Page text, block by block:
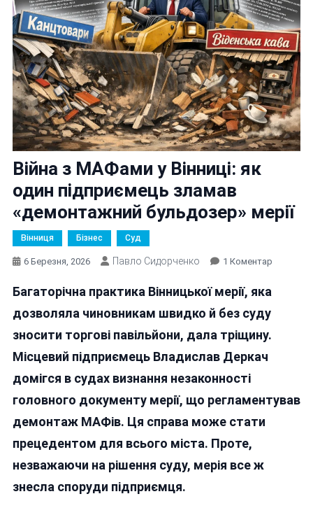
Війна з МАФами у Вінниці: як
один підприємець зламав
«демонтажний бульдозер» мерії
Вінниця Бізнес Суд
6 Березня, 2026 Павло Сидорченко 1 КоментарДо
Зламав
Багаторічна практика Вінницької мерії, яка
дозволяла чиновникам швидко й без суду
зносити торгові павільйони, дала тріщину.
Місцевий підприємець Владислав Деркач
домігся в судах визнання незаконності
головного документу мерії, що регламентував
демонтаж МАФів. Ця справа може стати
прецедентом для всього міста. Проте,
незважаючи на рішення суду, мерія все ж
знесла споруди підприємця.